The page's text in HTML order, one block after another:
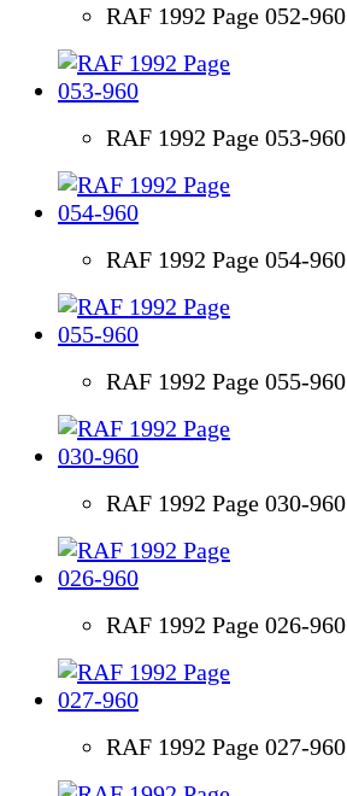
RAF 1992 Page 052-960
RAF 1992 Page 053-960
RAF 1992 Page 054-960
RAF 1992 Page 055-960
RAF 1992 Page 030-960
RAF 1992 Page 026-960
RAF 1992 Page 027-960